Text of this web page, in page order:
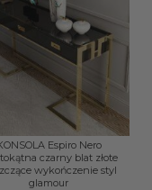
Espiro Nero
czarny blat złote
wykończenie styl
glamour